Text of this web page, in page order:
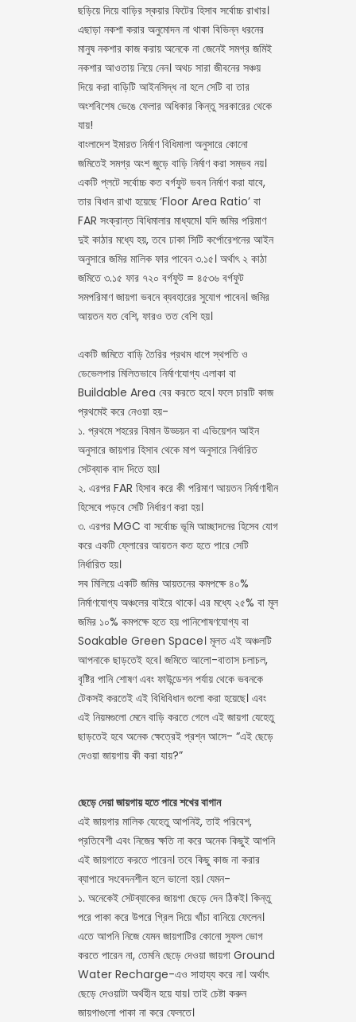
ছড়িয়ে দিয়ে বাড়ির স্কয়ার ফিটের হিসাব সর্বোচ্চ রাখার।
এছাড়া নকশা করার অনুমোদন না থাকা বিভিন্ন ধরনের
মানুষ নকশার কাজ করায় অনেকে না জেনেই সমগ্র জমিই
নকশার আওতায় নিয়ে নেন। অথচ সারা জীবনের সঞ্চয়
দিয়ে করা বাড়িটি আইনসিদ্ধ না হলে সেটি বা তার
অংশবিশেষ ভেঙে ফেলার অধিকার কিন্তু সরকারের থেকে
যায়!
বাংলাদেশ ইমারত নির্মাণ বিধিমালা অনুসারে কোনো
জমিতেই সমগ্র অংশ জুড়ে বাড়ি নির্মাণ করা সম্ভব নয়।
একটি প্লটে সর্বোচ্চ কত বর্গফুট ভবন নির্মাণ করা যাবে,
তার বিধান রাখা হয়েছে ‘Floor Area Ratio’ বা
FAR সংক্রান্ত বিধিমালার মাধ্যমে। যদি জমির পরিমাণ
দুই কাঠার মধ্যে হয়, তবে ঢাকা সিটি কর্পোরেশনের আইন
অনুসারে জমির মালিক ফার পাবেন ৩.১৫। অর্থাৎ ২ কাঠা
জমিতে ৩.১৫ ফার ৭২০ বর্গফুট = ৪৫৩৬ বর্গফুট
সমপরিমাণ জায়গা ভবনে ব্যবহারের সুযোগ পাবেন। জমির
আয়তন যত বেশি, ফারও তত বেশি হয়।
একটি জমিতে বাড়ি তৈরির প্রথম ধাপে স্থপতি ও
ডেভেলপার মিলিতভাবে নির্মাণযোগ্য এলাকা বা
Buildable Area বের করতে হবে। ফলে চারটি কাজ
প্রথমেই করে নেওয়া হয়-
১. প্রথমে শহরের বিমান উড্ডয়ন বা এভিয়েশন আইন
অনুসারে জায়গার হিসাব থেকে মাপ অনুসারে নির্ধারিত
সেটব্যাক বাদ দিতে হয়।
২. এরপর FAR হিসাব করে কী পরিমাণ আয়তন নির্মাণাধীন
হিসেবে পড়বে সেটি নির্ধারণ করা হয়।
৩. এরপর MGC বা সর্বোচ্চ ভূমি আচ্ছাদনের হিসেব যোগ
করে একটি ফ্লোরের আয়তন কত হতে পারে সেটি
নির্ধারিত হয়।
সব মিলিয়ে একটি জমির আয়তনের কমপক্ষে ৪০%
নির্মাণযোগ্য অঞ্চলের বাইরে থাকে। এর মধ্যে ২৫% বা মূল
জমির ১০% কমপক্ষে হতে হয় পানিশোষণযোগ্য বা
Soakable Green Space। মূলত এই অঞ্চলটি
আপনাকে ছাড়তেই হবে। জমিতে আলো-বাতাস চলাচল,
বৃষ্টির পানি শোষণ এবং ফাউন্ডেশন পর্যায় থেকে ভবনকে
টেকসই করতেই এই বিধিবিধান গুলো করা হয়েছে। এবং
এই নিয়মগুলো মেনে বাড়ি করতে গেলে এই জায়গা যেহেতু
ছাড়তেই হবে অনেক ক্ষেত্রেই প্রশ্ন আসে- “এই ছেড়ে
দেওয়া জায়গায় কী করা যায়?”
ছেড়ে দেয়া জায়গায় হতে পারে শখের বাগান
এই জায়গার মালিক যেহেতু আপনিই, তাই পরিবেশ,
প্রতিবেশী এবং নিজের ক্ষতি না করে অনেক কিছুই আপনি
এই জায়গাতে করতে পারেন। তবে কিছু কাজ না করার
ব্যাপারে সংবেদনশীল হলে ভালো হয়। যেমন-
১. অনেকেই সেটব্যাকের জায়গা ছেড়ে দেন ঠিকই। কিন্তু
পরে পাকা করে উপরে গ্রিল দিয়ে খাঁচা বানিয়ে ফেলেন।
এতে আপনি নিজে যেমন জায়গাটির কোনো সুফল ভোগ
করতে পারেন না, তেমনি ছেড়ে দেওয়া জায়গা Ground
Water Recharge-এও সাহায্য করে না। অর্থাৎ
ছেড়ে দেওয়াটা অর্থহীন হয়ে যায়। তাই চেষ্টা করুন
জায়গাগুলো পাকা না করে ফেলতে।